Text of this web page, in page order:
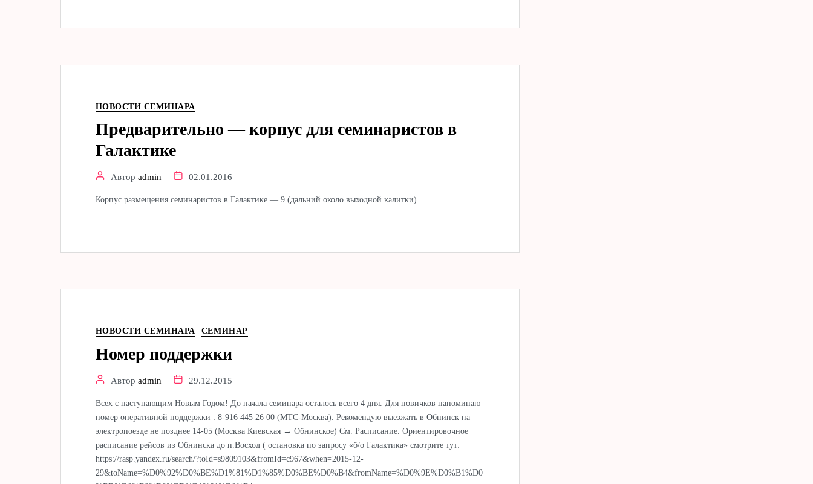
НОВОСТИ СЕМИНАРА
Предварительно — корпус для семинаристов в
Галактике
Автор admin 02.01.2016
Корпус размещения семинаристов в Галактике — 9 (дальний около выходной калитки).
НОВОСТИ СЕМИНАРА СЕМИНАР
Номер поддержки
Автор admin 29.12.2015
Всех с наступающим Новым Годом! До начала семинара осталось всего 4 дня. Для новичков напоминаю
номер оперативной поддержки : 8-916 445 26 00 (МТС-Москва). Рекомендую выезжать в Обнинск на
электропоезде не позднее 14-05 (Москва Киевская → Обнинское) См. Расписание. Ориентировочное
расписание рейсов из Обнинска до п.Восход ( остановка по запросу «б/о Галактика» смотрите тут:
https://rasp.yandex.ru/search/?toId=s9809103&fromId=c967&when=2015-12-
29&toName=%D0%92%D0%BE%D1%81%D1%85%D0%BE%D0%B4&fromName=%D0%9E%D0%B1%D0